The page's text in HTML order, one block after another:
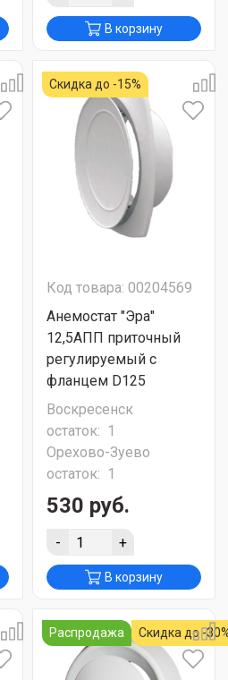
В корзину
Скидка до -15%
Код товара: 00204569
Анемостат "Эра"
12,5АПП приточный
регулируемый с
фланцем D125
Воскресенск
остаток: 1
Орехово-Зуево
остаток: 1
530 руб.
- +
В корзину
Распродажа Скидка до -